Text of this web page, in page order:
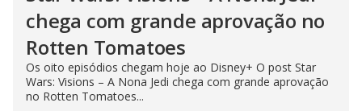
chega com grande aprovação no
Rotten Tomatoes
Os oito episódios chegam hoje ao Disney+ O post Star
Wars: Visions – A Nona Jedi chega com grande aprovação
no Rotten Tomatoes...